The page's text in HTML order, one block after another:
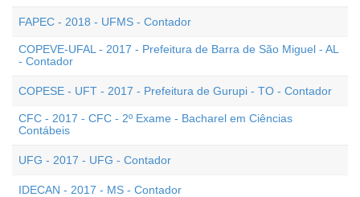
FAPEC - 2018 - UFMS - Contador
COPEVE-UFAL - 2017 - Prefeitura de Barra de São Miguel - AL
- Contador
COPESE - UFT - 2017 - Prefeitura de Gurupi - TO - Contador
CFC - 2017 - CFC - 2º Exame - Bacharel em Ciências
Contábeis
UFG - 2017 - UFG - Contador
IDECAN - 2017 - MS - Contador